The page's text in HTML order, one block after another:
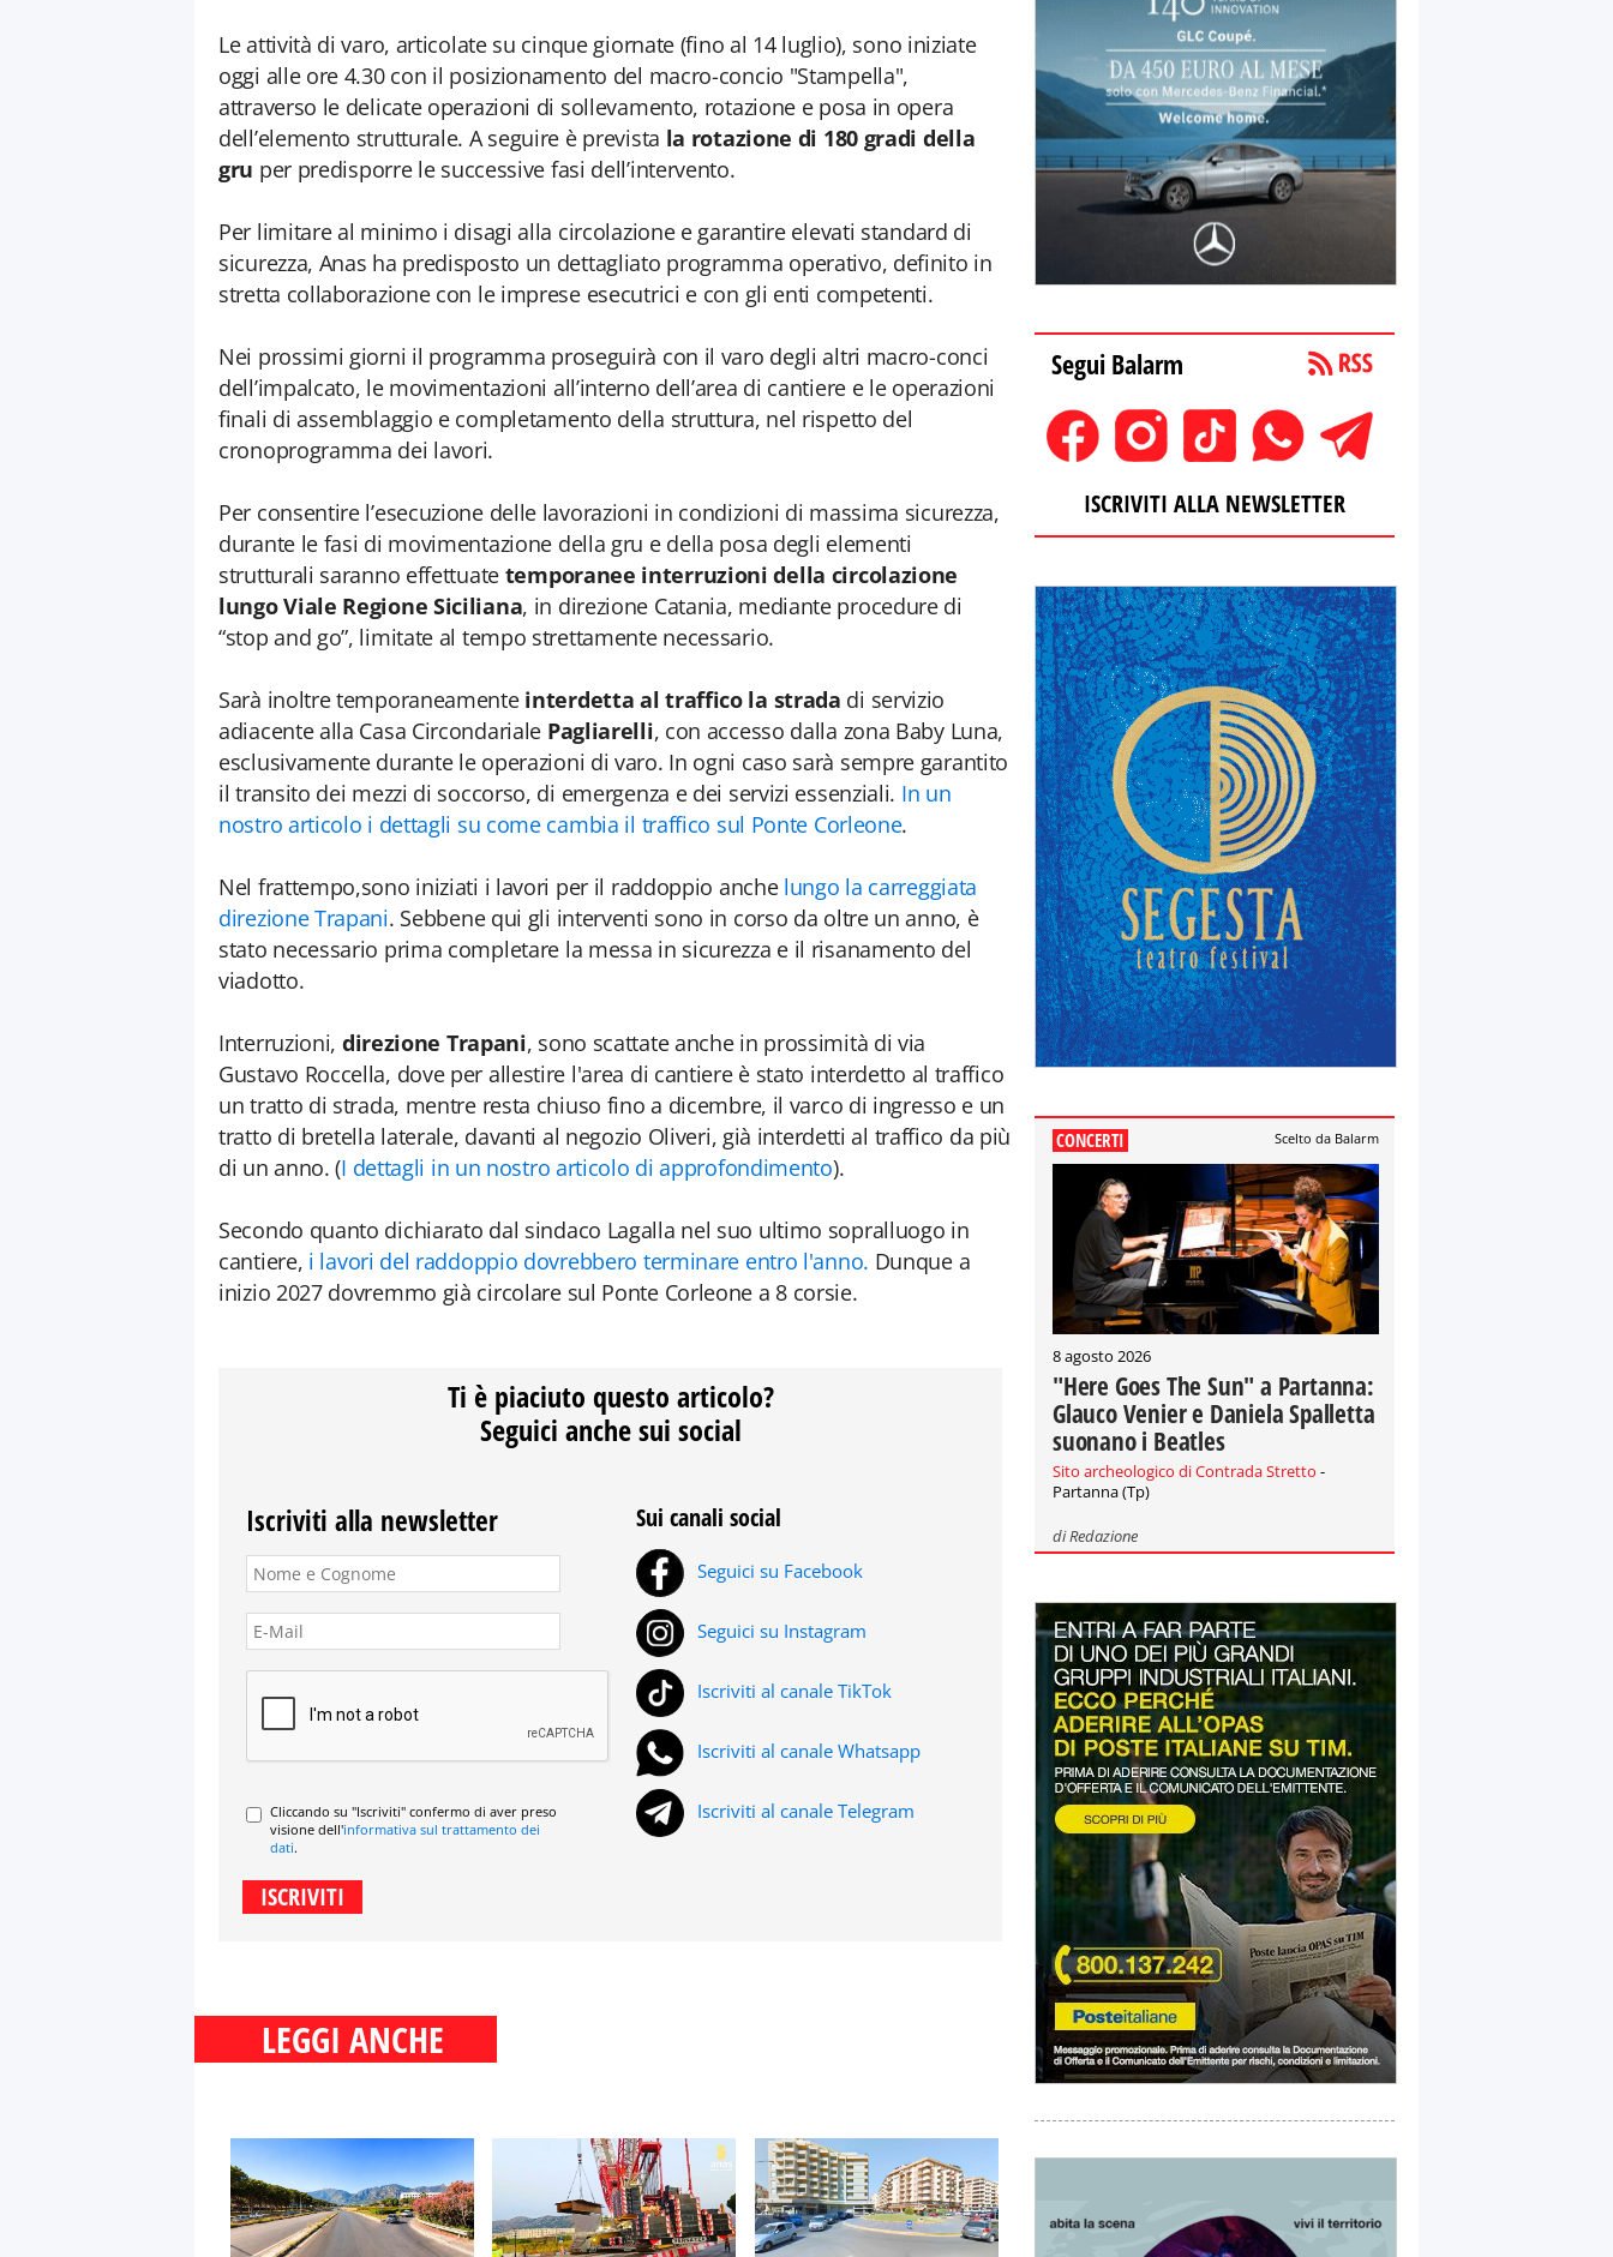
Le attività di varo, articolate su cinque giornate (fino al 14 luglio), sono iniziate
oggi alle ore 4.30 con il posizionamento del macro-concio "Stampella",
attraverso le delicate operazioni di sollevamento, rotazione e posa in opera
dell’elemento strutturale. A seguire è prevista la rotazione di 180 gradi della
gru per predisporre le successive fasi dell’intervento.
Per limitare al minimo i disagi alla circolazione e garantire elevati standard di
sicurezza, Anas ha predisposto un dettagliato programma operativo, definito in
stretta collaborazione con le imprese esecutrici e con gli enti competenti.
Nei prossimi giorni il programma proseguirà con il varo degli altri macro-conci
dell’impalcato, le movimentazioni all’interno dell’area di cantiere e le operazioni
finali di assemblaggio e completamento della struttura, nel rispetto del
cronoprogramma dei lavori.
Per consentire l’esecuzione delle lavorazioni in condizioni di massima sicurezza,
durante le fasi di movimentazione della gru e della posa degli elementi
strutturali saranno effettuate temporanee interruzioni della circolazione
lungo Viale Regione Siciliana, in direzione Catania, mediante procedure di
“stop and go”, limitate al tempo strettamente necessario.
Sarà inoltre temporaneamenteinterdetta al traffico la strada di servizio
adiacente alla Casa Circondariale Pagliarelli, con accesso dalla zona Baby Luna,
esclusivamente durante le operazioni di varo. In ogni caso sarà sempre garantito
il transito dei mezzi di soccorso, di emergenza e dei servizi essenziali. In un
nostro articolo i dettagli su come cambia il traffico sul Ponte Corleone.
Nel frattempo,sono iniziati i lavori per il raddoppio anche lungo la carreggiata
direzione Trapani. Sebbene qui gli interventi sono in corso da oltre un anno, è
stato necessario prima completare la messa in sicurezza e il risanamento del
viadotto.
Interruzioni, direzione Trapani, sono scattate anche in prossimità di via
Gustavo Roccella, dove per allestire l'area di cantiere è stato interdetto al traffico
un tratto di strada, mentre resta chiuso fino a dicembre, il varco di ingresso e un
tratto di bretella laterale, davanti al negozio Oliveri, già interdetti al traffico da più
di un anno. (I dettagli in un nostro articolo di approfondimento).
Secondo quanto dichiarato dal sindaco Lagalla nel suo ultimo sopralluogo in
cantiere, i lavori del raddoppio dovrebbero terminare entro l'anno. Dunque a
inizio 2027 dovremmo già circolare sul Ponte Corleone a 8 corsie.
Ti è piaciuto questo articolo?
Seguici anche sui social
Iscriviti alla newsletter
Cliccando su "Iscriviti" confermo di aver preso
visione dell'informativa sul trattamento dei
dati.
Sui canali social
Seguici su Facebook
Seguici su Instagram
Iscriviti al canale TikTok
Iscriviti al canale Whatsapp
Iscriviti al canale Telegram
LEGGI ANCHE
Segui Balarm
ISCRIVITI ALLA NEWSLETTER
CONCERTI Scelto da Balarm
8 agosto 2026
"Here Goes The Sun" a Partanna:
Glauco Venier e Daniela Spalletta
suonano i Beatles
Sito archeologico di Contrada Stretto -
Partanna (Tp)
diRedazione